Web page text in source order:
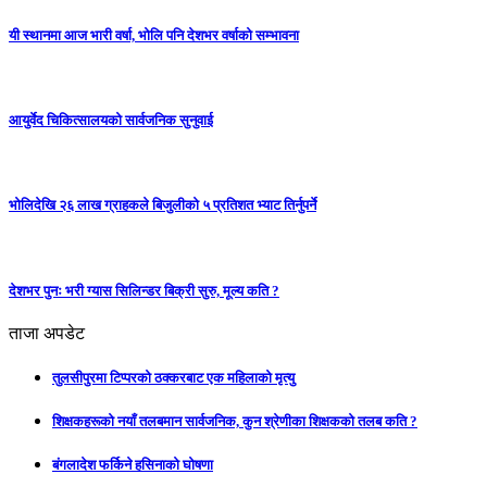
यी स्थानमा आज भारी वर्षा, भोलि पनि देशभर वर्षाको सम्भावना
आयुर्वेद चिकित्सालयको सार्वजनिक सुनुवाई
भोलिदेखि २६ लाख ग्राहकले बिजुलीको ५ प्रतिशत भ्याट तिर्नुपर्ने
देशभर पुनः भरी ग्यास सिलिन्डर बिक्री सुरु, मूल्य कति ?
ताजा अपडेट
तुलसीपुरमा टिप्परको ठक्करबाट एक महिलाको मृत्यु
शिक्षकहरूको नयाँ तलबमान सार्वजनिक, कुन श्रेणीका शिक्षकको तलब कति ?
बंगलादेश फर्किने हसिनाको घोषणा